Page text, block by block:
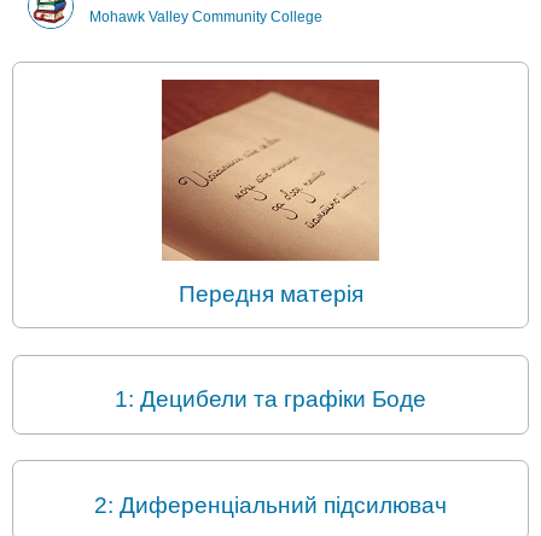
Mohawk Valley Community College
Передня матерія
1: Децибели та графіки Боде
2: Диференціальний підсилювач